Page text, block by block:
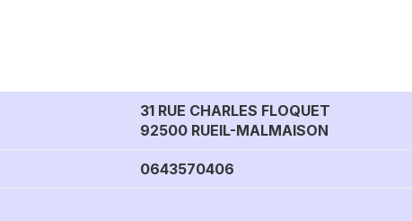
31 RUE CHARLES FLOQUET
92500 RUEIL-MALMAISON
0643570406